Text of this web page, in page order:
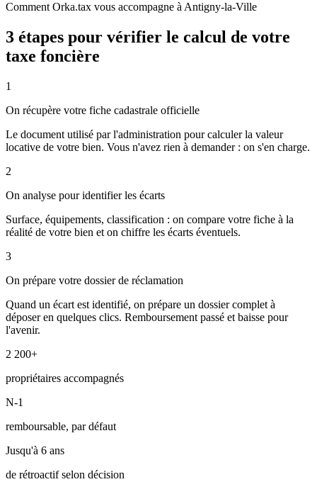
Comment Orka.tax vous accompagne à Antigny-la-Ville
3 étapes pour vérifier le calcul de votre
taxe foncière
1
On récupère votre fiche cadastrale officielle
Le document utilisé par l'administration pour calculer la valeur
locative de votre bien. Vous n'avez rien à demander : on s'en charge.
2
On analyse pour identifier les écarts
Surface, équipements, classification : on compare votre fiche à la
réalité de votre bien et on chiffre les écarts éventuels.
3
On prépare votre dossier de réclamation
Quand un écart est identifié, on prépare un dossier complet à
déposer en quelques clics. Remboursement passé et baisse pour
l'avenir.
2 200+
propriétaires accompagnés
N-1
remboursable, par défaut
Jusqu'à 6 ans
de rétroactif selon décision